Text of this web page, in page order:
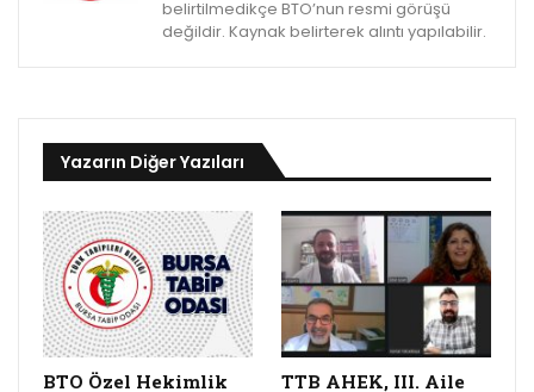
belirtilmedikçe BTO’nun resmi görüşü
değildir. Kaynak belirterek alıntı yapılabilir.
Yazarın Diğer Yazıları
BTO Özel Hekimlik
TTB AHEK, III. Aile